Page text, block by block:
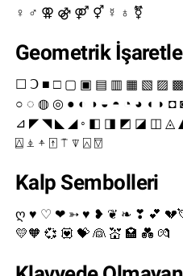
♀ ♂ ⚢ ⚣ ⚤ ⚥ ☿ ♁ ⚧
Geometrik
☐ Ↄ ■ □ ▢ ▣ ▤ ▥ ▦ ▧ ▨ ▩
○ ◌ ◍ ◎ ● ◐ ◑ ◒ ◓ ◔ ◕ ◖ ◗
⊿ ◤ ◥ ◣ ◢ ◦ ◧ ◨ ◩ ◪ ◫ ◬
⍍ ⍎ ⍏ ⍐ ⍑ ⍒ ⍓ ⍔
Kalp Sembolleri
ღ ♥ ♡ ❤ ➳ ♥ ❥ ❦ ❧ ❣ 💕 💔💘
💛🧡 💞 💟 💝 👰 💒 🏩 💑 💏